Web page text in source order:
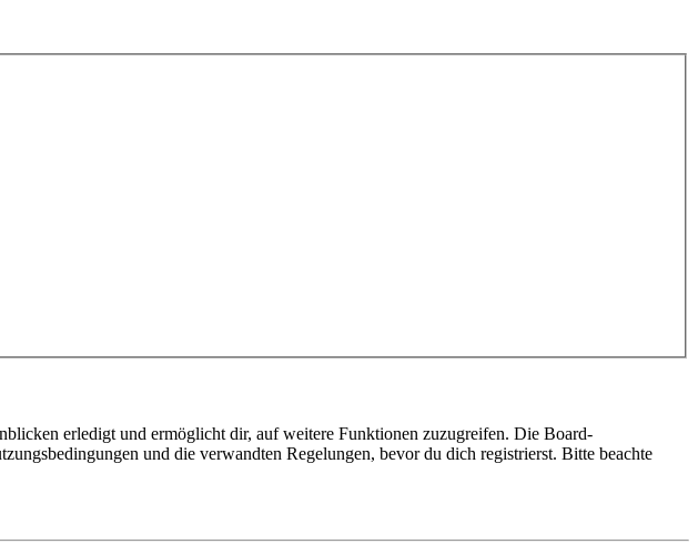
erledigt und ermöglicht dir, auf weitere Funktionen zuzugreifen. Die Board-
und die verwandten Regelungen, bevor du dich registrierst. Bitte beachte